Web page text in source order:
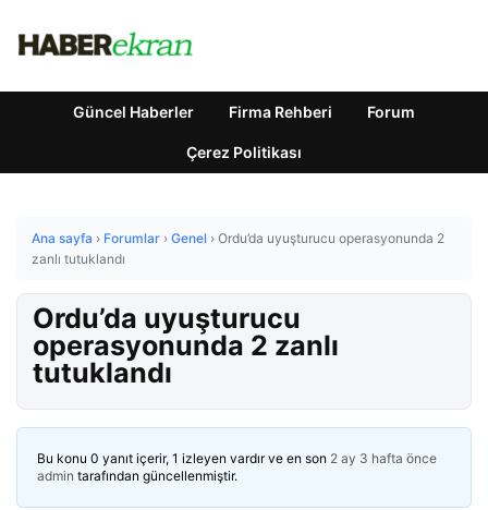
Güncel Haberler Firma Rehberi Forum
Çerez Politikası
Ana sayfa › Forumlar › Genel › Ordu’da uyuşturucu operasyonunda 2
zanlı tutuklandı
Ordu’da uyuşturucu
operasyonunda 2 zanlı
tutuklandı
Bu konu 0 yanıt içerir, 1 izleyen vardır ve en son 2 ay 3 hafta önce
admin tarafından güncellenmiştir.